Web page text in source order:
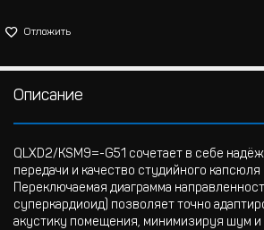
Отложить
Описание
QLXD2/KSM9=-G51 сочетает в себе
передачи и качество студийного капсюля
Переключаемая диаграмма
суперкардиоид) позволяет точно
акустику помещения, минимизируя шум и